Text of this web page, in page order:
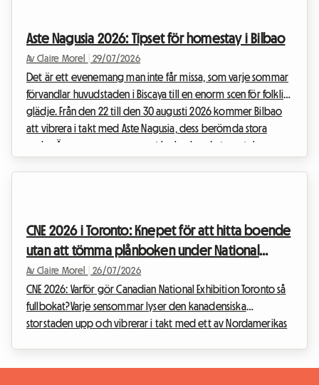
när det kommer till att hitta någonstans at...
Aste Nagusia 2026: Tipset för homestay i Bilbao
Av Claire Morel 29/07/2026
Det är ett evenemang man inte får missa, som varje sommar
förvandlar huvudstaden i Biscaya till en enorm scen för folklig
glädje. Från den 22 till den 30 augusti 2026 kommer Bilbao
att vibrera i takt med Aste Nagusia, dess berömda stora
vecka. Även om evenemanget lockar hundratusentals
CNE 2026 i Toronto: Knepet för att hitta boende
utan att tömma plånboken under National
Exhibition
Av Claire Morel 26/07/2026
CNE 2026: Varför gör Canadian National Exhibition Toronto så
fullbokat?Varje sensommar lyser den kanadensiska
storstaden upp och vibrerar i takt med ett av Nordamerikas